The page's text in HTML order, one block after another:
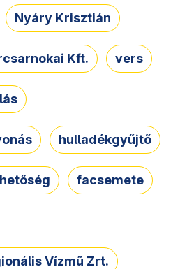
Nyáry Krisztián
Kft. vers
hulladékgyűjtő
facsemete
Vízmű Zrt.